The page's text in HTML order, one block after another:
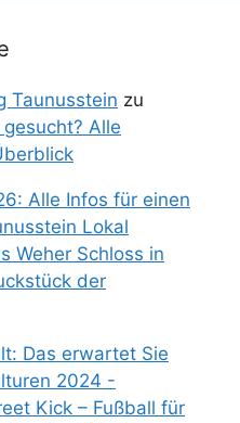
Taunusstein zu
Alle
Alle Infos für einen
Lokal
Weher Schloss in
der
Das erwartet Sie
2024 -
Kick – Fußball für